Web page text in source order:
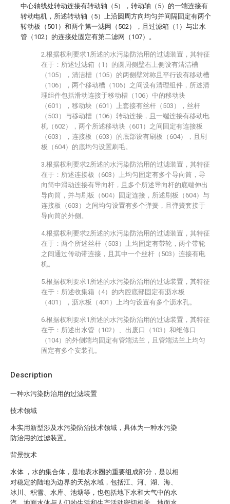
Description
一种水污染防治用的过滤装置
技术领域
本实用新型涉及水污染防治技术领域，具体为一种水污染
防治用的过滤装置。
背景技术
水体 ，水的集合体，是地表水圈的重要组成部分，是以相
对稳定的陆地为边界的天然水域，包括江、河、湖、海、
冰川、积雪、水库、池塘等，也包括地下水和大气中的水
中心轴线处转动连接有转动轴（5），转动轴（5）的一端连接有
转动电机，所述转动轴（5）上沿圆周方向均匀并间隔固定有两个
转动板（501）和两个第一滤网（502），且过滤箱（1）与出水
管（102）的连接处固定有第二滤网（107）。
2.根据权利要求1所述的水污染防治用的过滤装置，其特征
在于：所述过滤箱（1）的圆周侧壁右上侧设有清洁槽
（105），清洁槽（105）的两侧壁对称且平行设有移动槽
（106），两个移动槽（106）之间设有清理组件，所述清
理组件包括滑动连接于移动槽（106）中的移动块
（601），移动块（601）上套接有丝杆（503），丝杆
（503）与移动槽（106）转动连接，且一端连接有移动电
机（602），两个所述移动块（601）之间固定有连接板
（603），连接板（603）的底部设有刷板（604），且刷
板（604）的底均匀设置刷毛。
3.根据权利要求2所述的水污染防治用的过滤装置，其特征
在于：所述连接板（603）上均匀固定有多个导向筒，导
向筒中滑动连接有导向杆，且多个所述导向杆的底端伸出
导向筒，并与刷板（604）固定连接，所述刷板（604）与
连接板（603）之间均匀设置有多个弹簧，且弹簧套接于
导向筒的外侧。
4.根据权利要求2所述的水污染防治用的过滤装置，其特征
在于：两个所述丝杆（503）上均固定有带轮，两个带轮
之间通过传动带连接，且其中一个丝杆（503）连接有电
机。
5.根据权利要求1所述的水污染防治用的过滤装置，其特征
在于：所述收集箱（4）的内腔底部固定有沥水板
（401），沥水板（401）上均匀设置有多个沥水孔。
6.根据权利要求1所述的水污染防治用的过滤装置，其特征
在于：所述出水管（102）、出废口（103）和维修口
（104）的外侧端均固定有管端法兰，且管端法兰上均匀
固定有多个安装孔。